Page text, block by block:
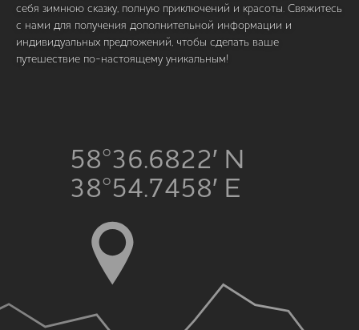
себя зимнюю сказку, полную приключений и красоты. Свяжитесь
с нами для получения дополнительной информации и
индивидуальных предложений, чтобы сделать ваше
путешествие по-настоящему уникальным!